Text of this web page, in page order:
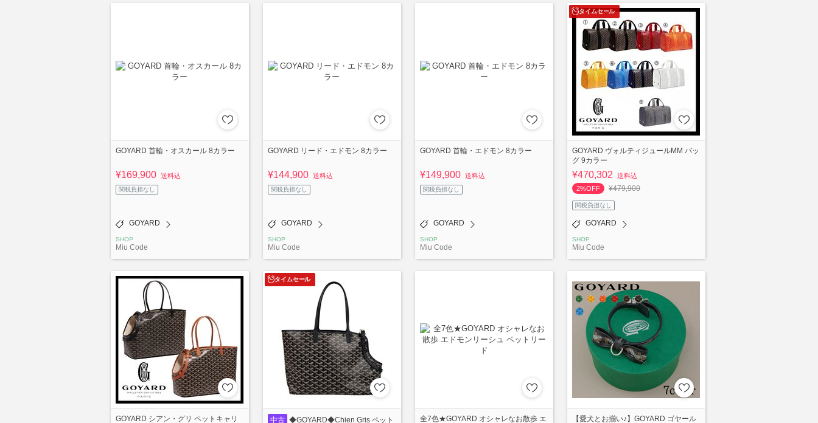
GOYARD 首輪・オスカール 8カラー
¥169,900 送料込
関税負担なし
GOYARD
SHOP
Miu Code
GOYARD リード・エドモン 8カラー
¥144,900 送料込
関税負担なし
GOYARD
SHOP
Miu Code
GOYARD 首輪・エドモン 8カラー
¥149,900 送料込
関税負担なし
GOYARD
SHOP
Miu Code
タイムセール
GOYARD ヴォルティジュールMM バッ
グ 9カラー
¥470,302
送料込
2%OFF
¥479,900
関税負担なし
GOYARD
SHOP
Miu Code
GOYARD シアン・グリ ペットキャリ
タイムセール
中古 ◆GOYARD◆Chien Gris ペット
全7色★GOYARD オシャレなお散歩 エ
【愛犬とお揃い♪】GOYARD ゴヤール